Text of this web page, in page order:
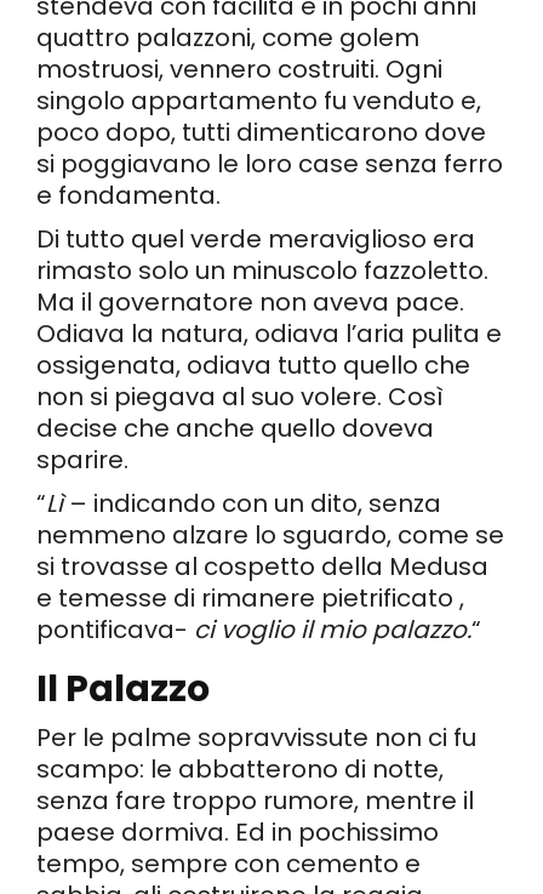
quattro palazzoni, come golem
mostruosi, vennero costruiti. Ogni
singolo appartamento fu venduto e,
poco dopo, tutti dimenticarono dove
si poggiavano le loro case senza ferro
e fondamenta.
Di tutto quel verde meraviglioso era
rimasto solo un minuscolo fazzoletto.
Ma il governatore non aveva pace.
Odiava la natura, odiava l’aria pulita e
ossigenata, odiava tutto quello che
non si piegava al suo volere. Così
decise che anche quello doveva
sparire.
“Lì– indicando con un dito, senza
nemmeno alzare lo sguardo, come se
si trovasse al cospetto della Medusa
e temesse di rimanere pietrificato ,
pontificava- ci voglio il mio palazzo.“
Il Palazzo
Per le palme sopravvissute non ci fu
scampo: le abbatterono di notte,
senza fare troppo rumore, mentre il
paese dormiva. Ed in pochissimo
tempo, sempre con cemento e